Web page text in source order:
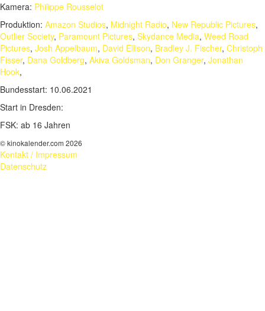
Kamera: Philippe Rousselot
Produktion: Amazon Studios, Midnight Radio, New Republic Pictures,
Outlier Society, Paramount Pictures, Skydance Media, Weed Road
Pictures, Josh Appelbaum, David Ellison, Bradley J. Fischer, Christoph
Fisser, Dana Goldberg, Akiva Goldsman, Don Granger, Jonathan
Hook,
Bundesstart: 10.06.2021
Start in Dresden:
FSK: ab 16 Jahren
© kinokalender.com 2026
Kontakt / Impressum
Datenschutz